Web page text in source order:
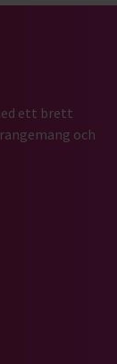
ett brett
och